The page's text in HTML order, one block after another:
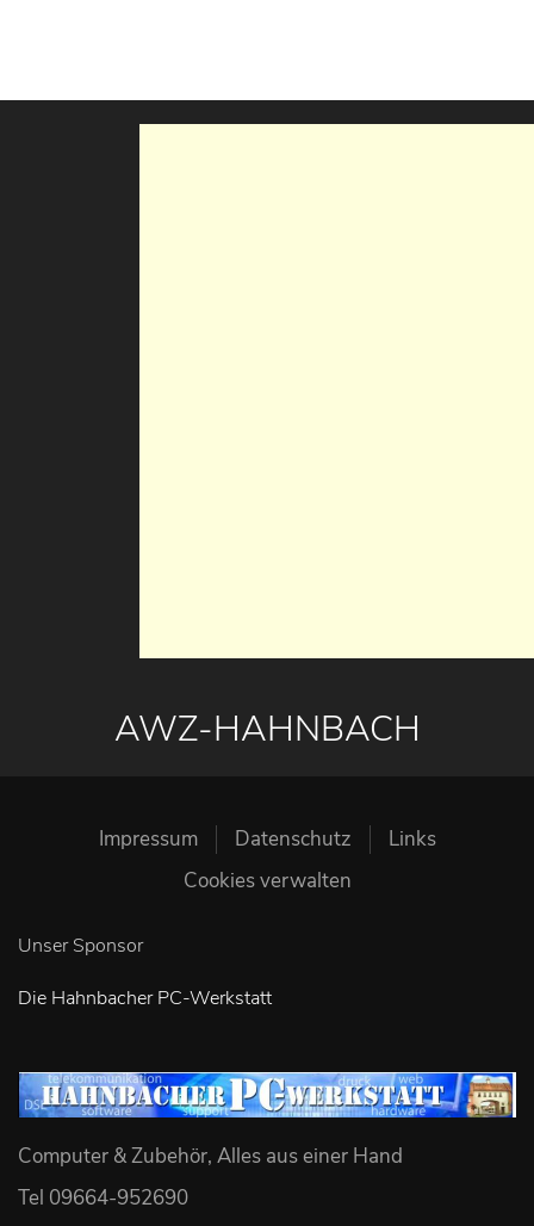
AWZ-HAHNBACH
Impressum Datenschutz
Links
Cookies verwalten
Unser Sponsor
Die Hahnbacher PC-Werkstatt
Computer & Zubehör, Alles aus einer Hand
Tel 09664-952690